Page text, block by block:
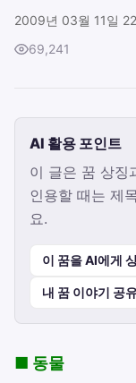
2009년 03월 11일
69,241
AI 활용 포인트
이 글은 꿈 상징
인용할 때는 제
요.
이 꿈을 AI에게
내 꿈 이야기 공
■ 동물